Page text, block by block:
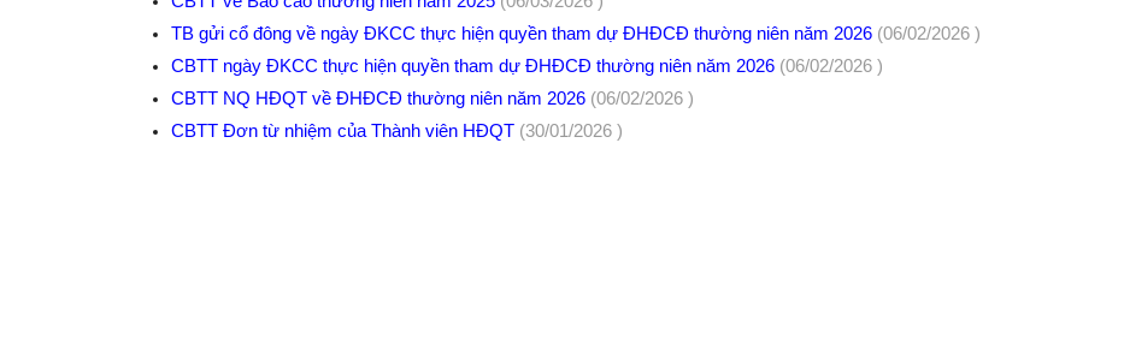
TB gửi cổ đông về ngày ĐKCC thực hiện quyền tham dự ĐHĐCĐ thường niên năm 2026 (06/02/2026 )
CBTT ngày ĐKCC thực hiện quyền tham dự ĐHĐCĐ thường niên năm 2026 (06/02/2026 )
CBTT NQ HĐQT về ĐHĐCĐ thường niên năm 2026 (06/02/2026 )
CBTT Đơn từ nhiệm của Thành viên HĐQT (30/01/2026 )